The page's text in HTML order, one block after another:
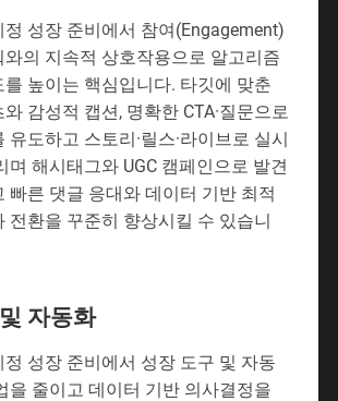
성장 준비에서 참여(Engagement)
와의 지속적 상호작용으로 알고리즘
를 높이는 핵심입니다. 타깃에 맞춘
감성적 캡션, 명확한 CTA·질문으로
유도하고 스토리·릴스·라이브로 실시
며 해시태그와 UGC 캠페인으로 발견
빠른 댓글 응대와 데이터 기반 최적
전환을 꾸준히 향상시킬 수 있습니
자동화
성장 준비에서 성장 도구 및 자동
을 줄이고 데이터 기반 의사결정을